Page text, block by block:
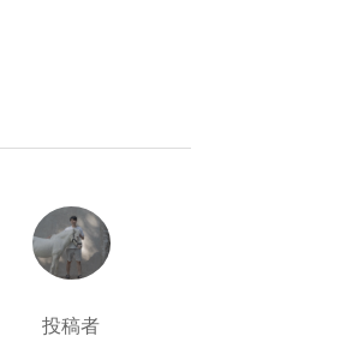
投稿者
投稿者